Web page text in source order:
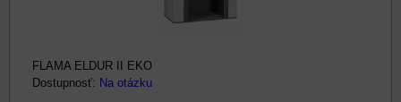
FLAMA ELDUR II EKO
Dostupnosť: Na otázku